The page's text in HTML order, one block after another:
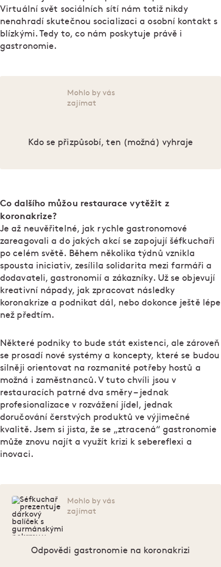
Virtuální svět sociálních sítí nám totiž nikdy
nenahradí skutečnou socializaci a osobní kontakt s
blízkými. Tedy to, co nám poskytuje právě i
gastronomie.
Mohlo by vás
zajímat
Kdo se přizpůsobí, ten (možná) vyhraje
Co dalšího můžou restaurace vytěžit z
koronakrize?
Je až neuvěřitelné, jak rychle gastronomové
zareagovali a do jakých akcí se zapojují šéfkuchaři
po celém světě. Během několika týdnů vznikla
spousta iniciativ, zesílila solidarita mezi farmáři a
dodavateli, gastronomií a zákazníky. Už se objevují
kreativní nápady, jak zpracovat následky
koronakrize a podnikat dál, nebo dokonce ještě lépe
než předtím.
Některé podniky to bude stát existenci, ale zároveň
se prosadí nové systémy a koncepty, které se budou
silněji orientovat na rozmanité potřeby hostů a
možná i zaměstnanců. V tuto chvíli jsou v
restauracích patrné dva směry – jednak
profesionalizace v rozvážení jídel, jednak
doručování čerstvých produktů ve výjimečné
kvalitě. Jsem si jista, že se „ztracená“ gastronomie
může znovu najít a využít krizi k sebereflexi a
inovaci.
Mohlo by vás
zajímat
Odpovědi gastronomie na koronakrizi